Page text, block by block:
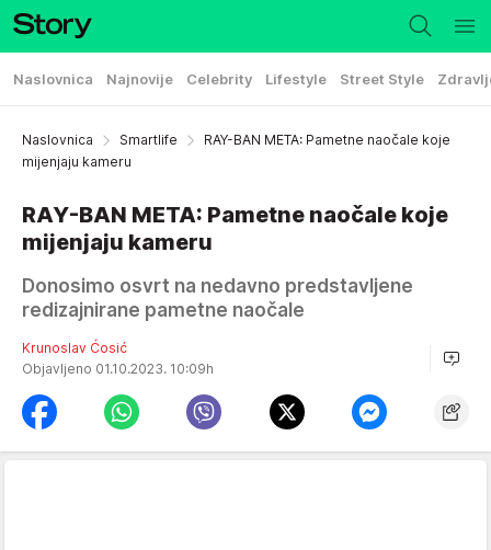
Naslovnica Najnovije Celebrity Lifestyle Street Style
Naslovnica Smartlife
RAY-BAN META: Pametne naočale koje
mijenjaju kameru
RAY-BAN META: Pametne naočale koje
mijenjaju kameru
Donosimo osvrt na nedavno predstavljene
redizajnirane pametne naočale
Krunoslav Ćosić
Objavljeno 01.10.2023. 10:09h